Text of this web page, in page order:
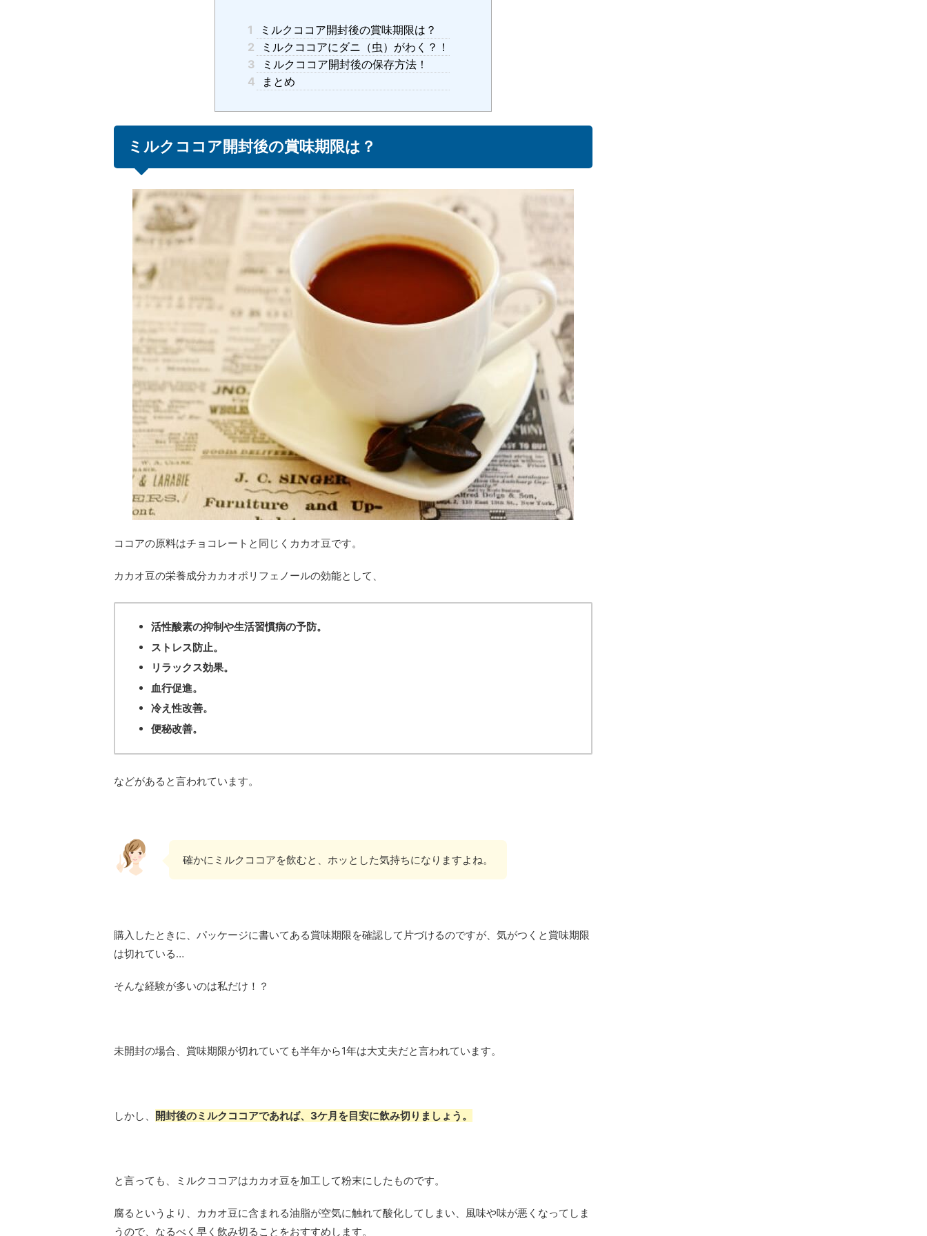
1
ミルクココア開封後の賞味期限は？
2
ミルクココアにダニ（虫）がわく？！
3
ミルクココア開封後の保存方法！
4
まとめ
ミルクココア開封後の賞味期限は？
ココアの原料はチョコレートと同じくカカオ豆です。
カカオ豆の栄養成分カカオポリフェノールの効能として、
活性酸素の抑制や生活習慣病の予防。
ストレス防止。
リラックス効果。
血行促進。
冷え性改善。
便秘改善。
などがあると言われています。
確かにミルクココアを飲むと、ホッとした気持ちになりますよね。
購入したときに、パッケージに書いてある賞味期限を確認して片づけるのですが、気がつくと賞味期限
は切れている…
そんな経験が多いのは私だけ！？
未開封の場合、賞味期限が切れていても半年から1年は大丈夫だと言われています。
しかし、 開封後のミルクココアであれば、3ケ月を目安に飲み切りましょう。
と言っても、ミルクココアはカカオ豆を加工して粉末にしたものです。
腐るというより、カカオ豆に含まれる油脂が空気に触れて酸化してしまい、風味や味が悪くなってしま
うので、なるべく早く飲み切ることをおすすめします。